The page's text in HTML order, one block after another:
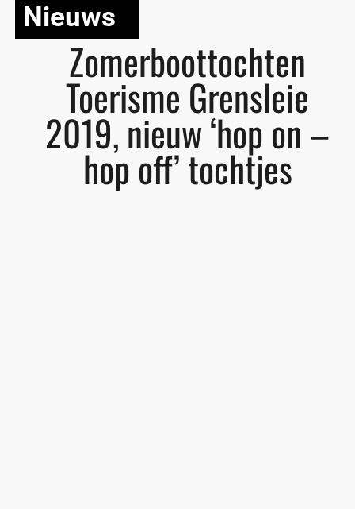
Nieuws
Zomerboottochten
Toerisme Grensleie
2019, nieuw ‘hop on –
hop off’ tochtjes